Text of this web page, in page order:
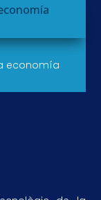
economía